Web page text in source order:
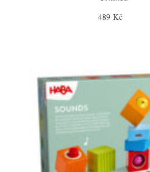
489 Kč